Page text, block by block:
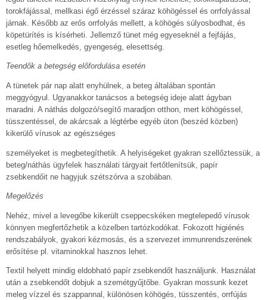
torokfájással, mellkasi égő érzéssel száraz köhögéssel és orrfolyással
járnak. Később az erős orrfolyás mellett, a köhögés súlyosbodhat, és
köpetürítés is kísérheti. Jellemző tünet még egyeseknél a fejfájás,
esetleg hőemelkedés, gyengeség, elesettség.
Teendők a betegség előfordulása esetén
A tünetek pár nap alatt enyhülnek, a beteg általában spontán
meggyógyul. Ugyanakkor tanácsos a betegség ideje alatt ágyban
maradni. A náthás dolgozó/segítő maradjon otthon, mert köhögéssel,
tüsszentéssel, de akárcsak a légtérbe egyéb úton (beszéd közben)
kikerülő vírusok az egészséges
személyeket is megbetegíthetik. A helyiségeket gyakran szellőztessük, a
beteg/náthás ügyfelek használati tárgyait fertőtlenítsük, papír
zsebkendőit ne hagyjuk szétszórva a szobában.
Megelőzés
Nehéz, mivel a levegőbe kikerült cseppecskéken megtelepedő vírusok
könnyen megfertőzhetik a közelben tartózkodókat. Fokozott higiénés
rendszabályok, gyakori kézmosás, és a szervezet immunrendszerének
erősítése pl. vitaminokkal hasznos lehet.
Textil helyett mindig eldobható papír zsebkendőt használjunk. Használat
után a zsebkendőt dobjuk a szemét­gyűjtőbe. Gyakran mossunk kezet
meleg vízzel és szappannal, különösen köhögés, tüsszentés, orrfújás